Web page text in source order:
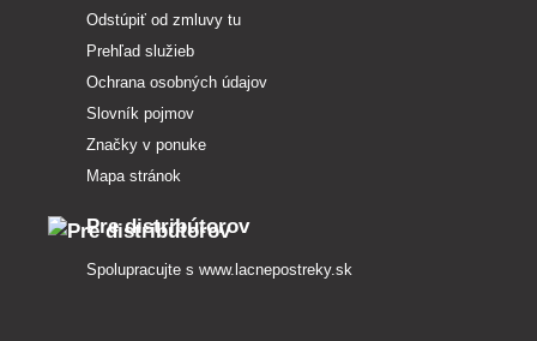
Odstúpiť od zmluvy tu
Prehľad služieb
Ochrana osobných údajov
Slovník pojmov
Značky v ponuke
Mapa stránok
Pre distribútorov
Spolupracujte s www.lacnepostreky.sk